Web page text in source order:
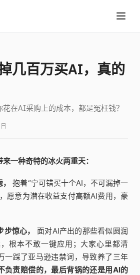
几百万买AI，真的
在AI采购上的成本，都是冤枉钱？
一种奇特的冰火两重天：
抱着“宁可错买十个AI，不可漏掉一
愿意为潜在收益支付高额AI费用，豪
惊心，
面对AI产出的那些看似圆润
根本不敢一键应用；大家心里都清
一踩了亚马逊违禁词，导致养了三年
负责赔偿的，最后背锅的还是用AI的